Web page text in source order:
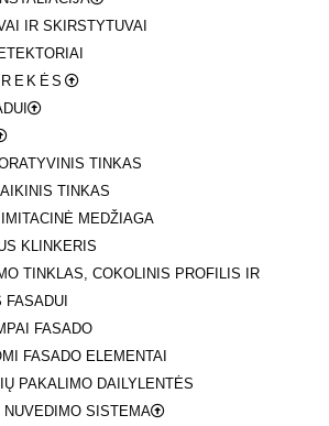
IR SKIRSTYTUVAI
TINKAS
TINKAS
MEDŽIAGA
KLINKERIS
TINKLAS, COKOLINIS PROFILIS IR
FASADO
FASADO ELEMENTAI
PAKALIMO DAILYLENTĖS
NUVEDIMO SISTEMA